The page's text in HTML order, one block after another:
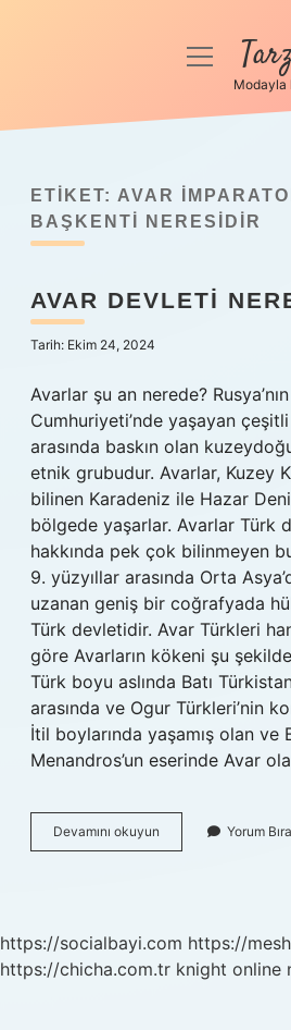
Anasayfa
Yasal Uyarı
menüyü
Modayla
ETIKET: AVAR
BAŞKENTI NERESIDIR
AVAR DEVLETI
Tarih: Ekim 24, 2024
Avarlar şu an nerede?
Cumhuriyeti’nde yaşayan
arasında baskın olan
etnik grubudur. Avarlar, Kuzey
bilinen Karadeniz ile Hazar
bölgede yaşarlar. Avarlar Türk
hakkında pek çok bilinmeyen
9. yüzyıllar arasında Orta
uzanan geniş bir coğrafyada
Türk devletidir. Avar Türkleri
göre Avarların kökeni şu
Türk boyu aslında Batı
arasında ve Ogur Türkleri’nin
İtil boylarında yaşamış olan ve
Menandros’un eserinde Avar
Devamını okuyun
Devleti
Yorum
https://socialbayi.com https://
https://chicha.com.tr knight online